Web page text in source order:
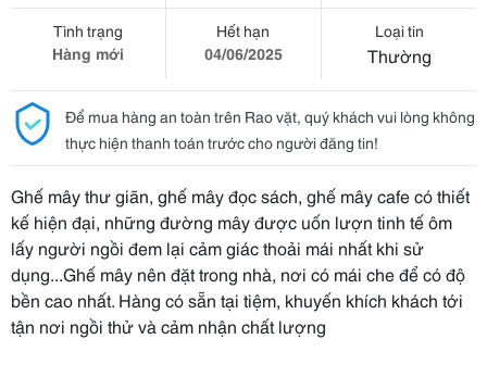
Tình trạng
Hàng mới
Hết hạn
04/06/2025
Loại tin
Thường
Để mua hàng an toàn trên Rao vặt, quý khách vui lòng không
thực hiện thanh toán trước cho người đăng tin!
Ghế mây thư giãn, ghế mây đọc sách, ghế mây cafe có thiết
kế hiện đại, những đường mây được uốn lượn tinh tế ôm
lấy người ngồi đem lại cảm giác thoải mái nhất khi sử
dụng...Ghế mây nên đặt trong nhà, nơi có mái che để có độ
bền cao nhất. Hàng có sẵn tại tiệm, khuyến khích khách tới
tận nơi ngồi thử và cảm nhận chất lượng